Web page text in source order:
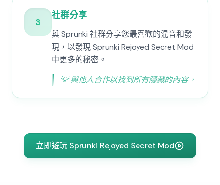
3
社群分享
與 Sprunki 社群分享您最喜歡的混音和發
現，以發現 Sprunki Rejoyed Secret Mod
中更多的秘密。
💡與他人合作以找到所有隱藏的內容。
立即遊玩 Sprunki Rejoyed Secret Mod